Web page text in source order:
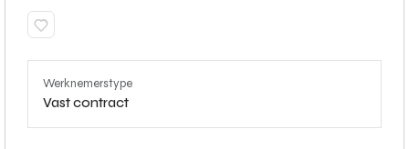
Werknemerstype
Vast contract